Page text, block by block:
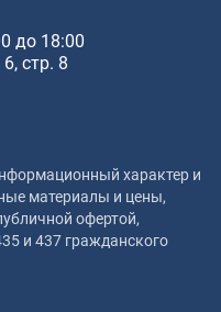
до 18:00
стр. 8
характер и
материалы и цены,
офертой,
и 437 гражданского